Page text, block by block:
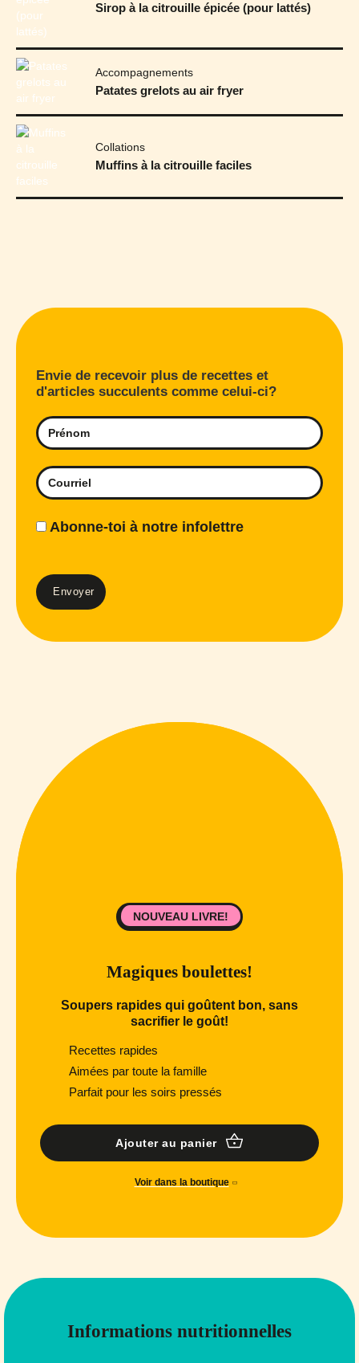
Sirop à la citrouille épicée (pour lattés)
Accompagnements
Patates grelots au air fryer
Collations
Muffins à la citrouille faciles
Envie de recevoir plus de recettes et
d'articles succulents comme celui-ci?
Abonne-toi à notre infolettre
Magiques boulettes!
Soupers rapides qui goûtent bon, sans
sacrifier le goût!
Recettes rapides
Aimées par toute la famille
Parfait pour les soirs pressés
Ajouter au panier
Voir dans la boutique
NOUVEAU LIVRE!
Informations nutritionnelles